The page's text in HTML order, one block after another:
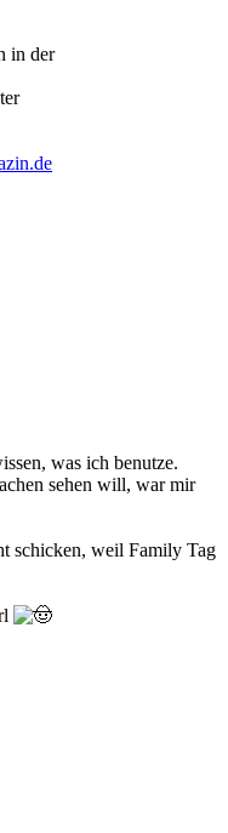
in der
was ich benutze.
sehen will, war mir
schicken, weil Family Tag